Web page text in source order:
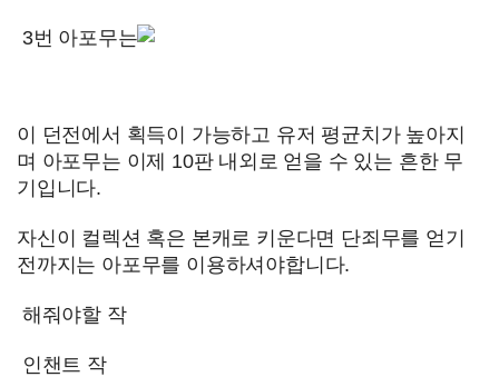
3번 아포무는
이 던전에서 획득이 가능하고 유저 평균치가 높아지
며 아포무는 이제 10판 내외로 얻을 수 있는 흔한 무
기입니다.
자신이 컬렉션 혹은 본캐로 키운다면 단죄무를 얻기
전까지는 아포무를 이용하셔야합니다.
해줘야할 작
인챈트 작